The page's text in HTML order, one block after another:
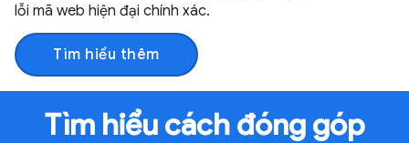
lỗi mã web hiện đại chính xác.
Tìm hiểu thêm
Tìm hiểu cách đóng góp